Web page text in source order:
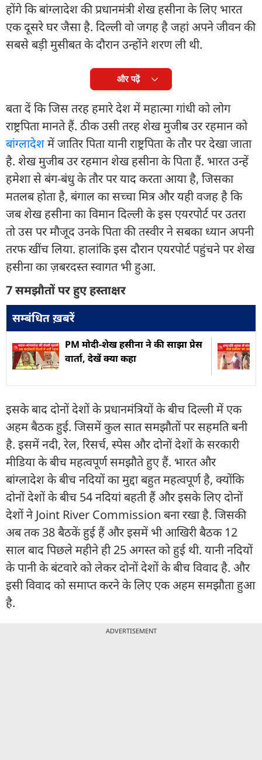
होंगे कि बांग्लादेश की प्रधानमंत्री शेख हसीना के लिए भारत
एक दूसरे घर जैसा है. दिल्ली वो जगह है जहां अपने जीवन की
सबसे बड़ी मुसीबत के दौरान उन्होंने शरण ली थी.
और पढ़ें
बता दें कि जिस तरह हमारे देश में महात्मा गांधी को लोग
राष्ट्रपिता मानते हैं. ठीक उसी तरह शेख मुजीब उर रहमान को
बांग्लादेशमें जातिर पिता यानी राष्ट्रपिता के तौर पर देखा जाता
है. शेख मुजीब उर रहमान शेख हसीना के पिता हैं. भारत उन्हें
हमेशा से बंग-बंधु के तौर पर याद करता आया है, जिसका
मतलब होता है, बंगाल का सच्चा मित्र और यही वजह है कि
जब शेख हसीना का विमान दिल्ली के इस एयरपोर्ट पर उतरा
तो उस पर मौजूद उनके पिता की तस्वीर ने सबका ध्यान अपनी
तरफ खींच लिया. हालांकि इस दौरान एयरपोर्ट पहुंचने पर शेख
हसीना का ज़बरदस्त स्वागत भी हुआ.
7 समझौतों पर हुए हस्ताक्षर
सम्बंधित ख़बरें
PM मोदी-शेख हसीना ने की साझा प्रेस
वार्ता, देखें क्या कहा
इसके बाद दोनों देशों के प्रधानमंत्रियों के बीच दिल्ली में एक
अहम बैठक हुई. जिसमें कुल सात समझौतों पर सहमति बनी
है. इसमें नदी, रेल, रिसर्च, स्पेस और दोनों देशों के सरकारी
मीडिया के बीच महत्वपूर्ण समझौते हुए हैं. भारत और
बांग्लादेश के बीच नदियों का मुद्दा बहुत महत्वपूर्ण है, क्योंकि
दोनों देशों के बीच 54 नदियां बहती हैं और इसके लिए दोनों
देशों ने Joint River Commission बना रखा है. जिसकी
अब तक 38 बैठकें हुई हैं और इसमें भी आखिरी बैठक 12
साल बाद पिछले महीने ही 25 अगस्त को हुई थी. यानी नदियों
के पानी के बंटवारे को लेकर दोनों देशों के बीच विवाद है. और
इसी विवाद को समाप्त करने के लिए एक अहम समझौता हुआ
है.
ADVERTISEMENT